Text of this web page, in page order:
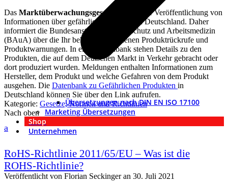
Übersetzungen nach DIN EN ISO 17100
Marketing Übersetzungen
Shop
Unternehmen
Das Marktüberwachungsgesetz
verlangt die Veröffentlichung von
Informationen über gefährliche Produkte in Deutschland. Daher
informiert die Bundesanstalt für Arbeitsschutz und Arbeitsmedizin
(BAuA) über die Ihr bekannt gewordenen Produktrückrufe und
Produktwarnungen. In einer Datenbank stehen Details zu den
Produkten, die auf dem Deutschen Markt in Verkehr gebracht oder
dort produziert wurden. Meldungen enthalten Informationen zum
Hersteller, dem Produkt und welche Gefahren von dem Produkt
ausgehen. Die Datenbank zu Gefährlichen Produkten in
Deutschland können Sie über den Link aufrufen.
Kategorie: Gesetze, Normen und Richtlinien
Nach oben
a
RoHS-Richtlinie 2011/65/EU – Was ist die
ROHS-Richtlinie?
Veröffentlicht von Florian Seckingeran 30. Juli 2021